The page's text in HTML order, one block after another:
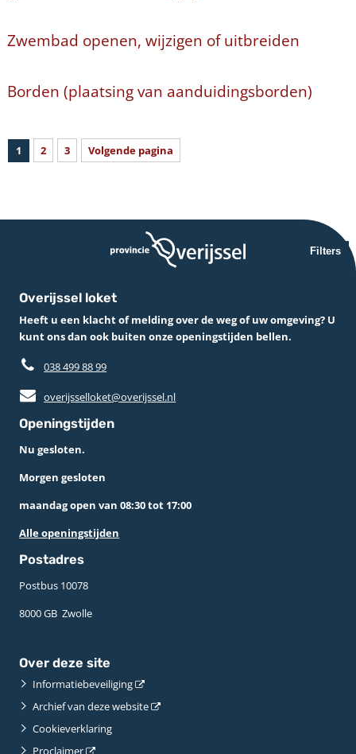
Zwembad openen, wijzigen of uitbreiden
Borden (plaatsing van aanduidingsborden)
1 2 3 Volgende pagina
Filters
Overijssel loket
Heeft u een klacht of melding over de weg of uw omgeving? U
kunt ons dan ook buiten onze openingstijden bellen.
038 499 88 99
overijsselloket@overijssel.nl
Openingstijden
Nu gesloten.
Morgen gesloten
maandag open van 08:30 tot 17:00
Alle openingstijden
Postadres
Postbus 10078 ­
8000 GB ­ Zwolle
Over deze site
Informatiebeveiliging
Archief van deze website
Cookieverklaring
Proclaimer